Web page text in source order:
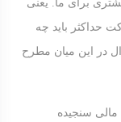
برای ما. یعنی
حداكثر باید چه
در این میان مطرح
سنجیده